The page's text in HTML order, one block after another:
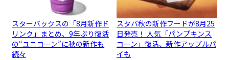
スターバックスの「8月新作ド
リンク」まとめ、9年ぶり復活
の“ユニコーン”に秋の新作も
続々
スタバ秋の新作フードが8月25
日発売！ 人気「パンプキンス
コーン」復活、新作アップルパ
イも